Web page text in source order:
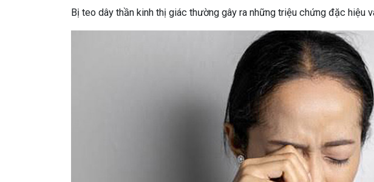
Bị teo dây thần kinh thị giác thường gây ra những triệu chứng đặc hiệu